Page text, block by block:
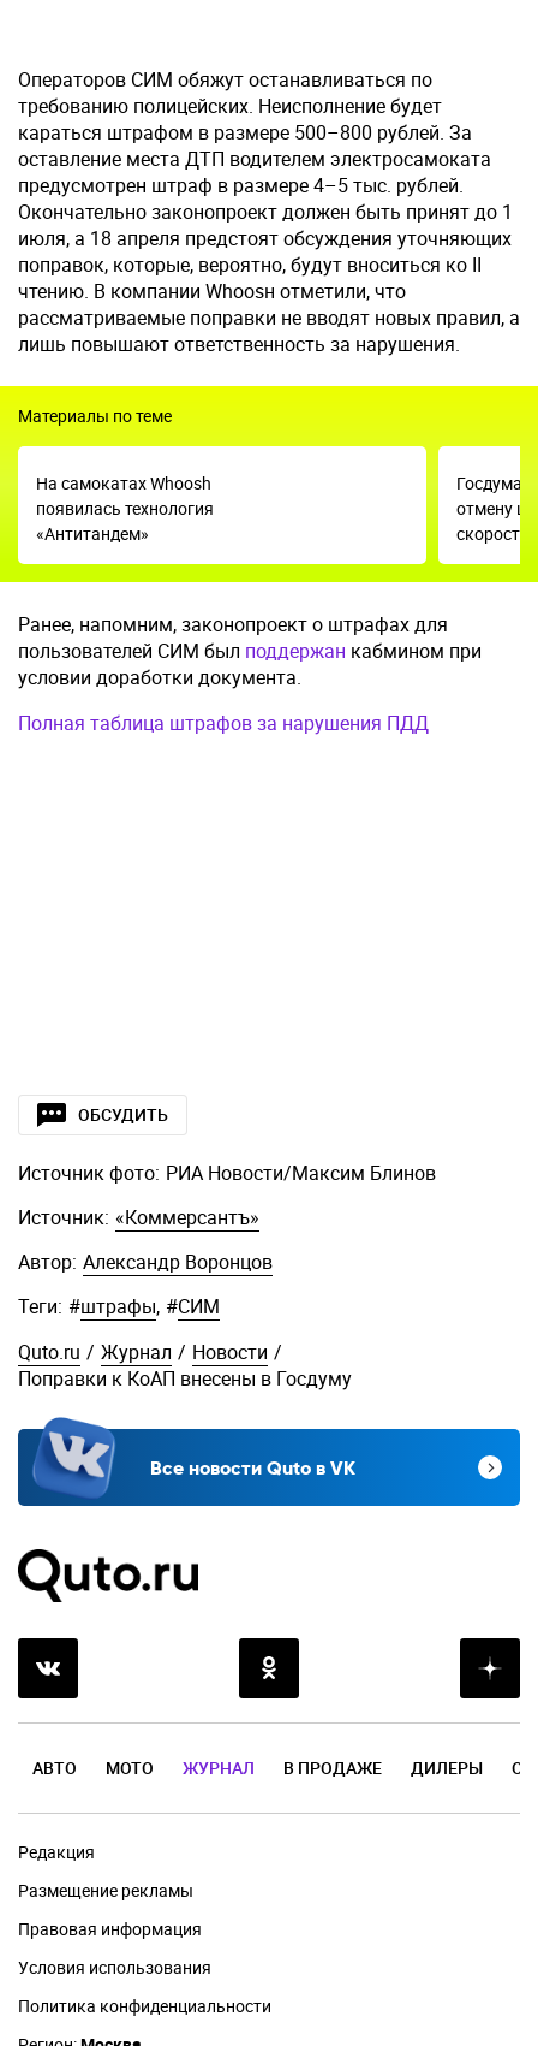
Операторов СИМ обяжут останавливаться по
требованию полицейских. Неисполнение будет
караться штрафом в размере 500–800 рублей. За
оставление места ДТП водителем электросамоката
предусмотрен штраф в размере 4–5 тыс. рублей.
Окончательно законопроект должен быть принят до 1
июля, а 18 апреля предстоят обсуждения уточняющих
поправок, которые, вероятно, будут вноситься ко II
чтению. В компании Whoosн отметили, что
рассматриваемые поправки не вводят новых правил, а
лишь повышают ответственность за нарушения.
Материалы по теме
На самокатах Whoosh
появилась технология
«Антитандем»
Госдума
отмену
скорость
Ранее, напомним, законопроект о штрафах для
пользователей СИМ был поддержан кабмином при
условии доработки документа.
Полная таблица штрафов за нарушения ПДД
ОБСУДИТЬ
Источник фото: РИА Новости/Максим Блинов
Источник: «Коммерсантъ»
Автор: Александр Воронцов
Теги: #штрафы, #СИМ
Quto.ru / Журнал / Новости /
Поправки к КоАП внесены в Госдуму
Все новости Quto в VK
АВТО МОТО ЖУРНАЛ В ПРОДАЖЕ ДИЛЕРЫ
Редакция
Размещение рекламы
Правовая информация
Условия использования
Политика конфиденциальности